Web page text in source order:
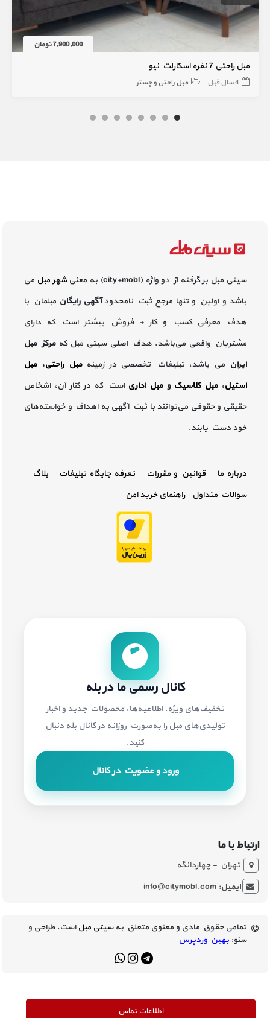
اطلاعات تماس
7,900,000 تومان
مبل راحتی 7 نفره اسکارلت نیو
4 سال قبل مبل راحتی و چستر
سیتی مبل بر گرفته از دو واژه (city+mobl) به معنی شهر مبل می
باشد و اولین و تنها مرجع ثبت نامحدودآگهی رایگان مبلمان با
هدف معرفی کسب و کار + فروش بیشتر است که دارای
مشتریان واقعی می‌باشد. هدف اصلی سیتی مبل کهمرکز مبل
ایران می باشد، تبلیغات تخصصی در زمینه مبل راحتی،مبل
استیل،مبل کلاسیک ومبل اداری است که در کنار آن، اشخاص
حقیقی و حقوقی می‌توانند با ثبت آگهی به اهداف و خواسته‌های
خود دست یابند.
درباره ما قوانین و مقررات تعرفه جایگاه تبلیغات
بلاگ
سوالات متداول
راهنمای خرید امن
کانال رسمی ما در بله
تخفیف‌های ویژه، اطلاعیه‌ها، محصولات جدید و اخبار
تولیدی‌های مبل را به‌صورت روزانه در کانال بله دنبال
کنید.
ورود و عضویت در کانال
ارتباط با ما
تهران - چهاردانگه
ایمیل:info@citymobl.com
تمامی حقوق مادی و معنوی متعلق بهسیتی مبلاست. طراحی و
سئو: بهین وردپرس